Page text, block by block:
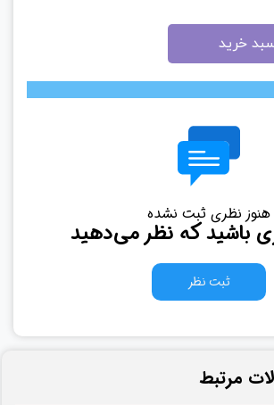
خرید
هنوز نظری ثبت نشده
باشید که نظر می‌دهید
ثبت نظر
مرتبط